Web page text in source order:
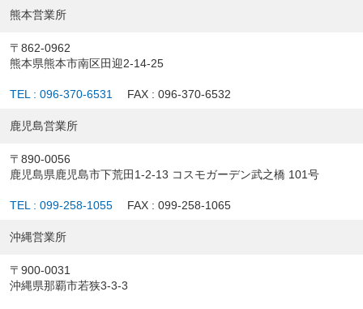
熊本営業所
〒862-0962
熊本県熊本市南区田迎2-14-25
TEL : 096-370-6531 FAX : 096-370-6532
鹿児島営業所
〒890-0056
鹿児島県鹿児島市下荒田1-2-13 コスモガーデン武之橋 101号
TEL : 099-258-1055 FAX : 099-258-1065
沖縄営業所
〒900-0031
沖縄県那覇市若狭3-3-3